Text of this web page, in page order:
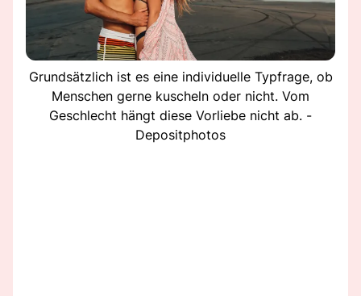
Grundsätzlich ist es eine individuelle Typfrage, ob
Menschen gerne kuscheln oder nicht. Vom
Geschlecht hängt diese Vorliebe nicht ab. -
Depositphotos